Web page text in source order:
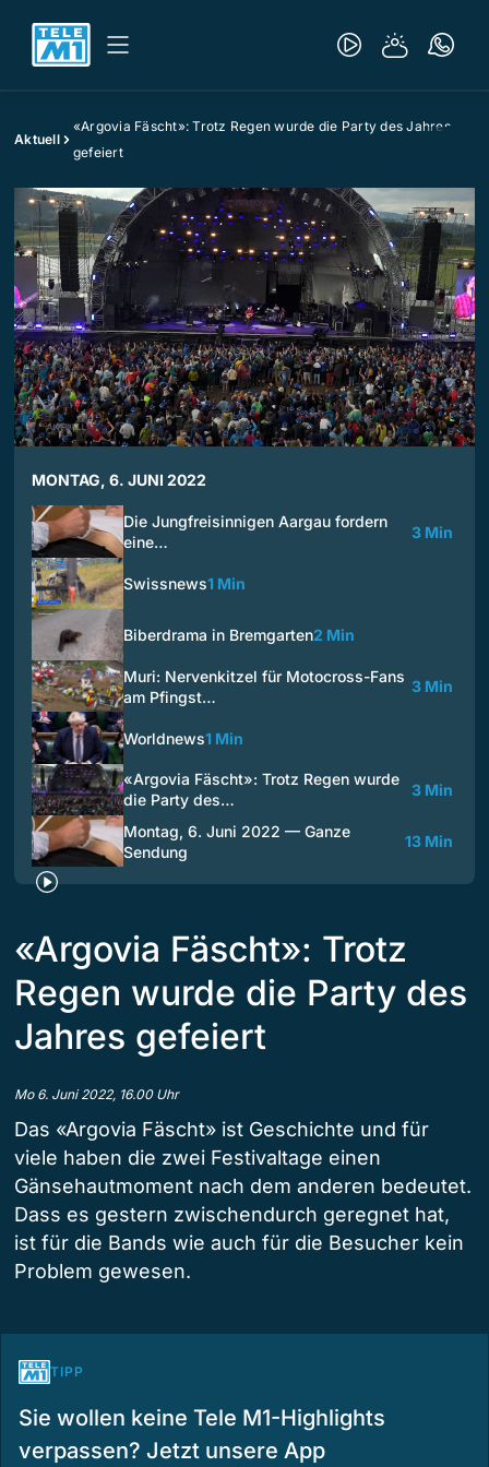
Aktuell
«Argovia Fäscht»: Trotz Regen wurde die Party des Jahres
gefeiert
MONTAG, 6. JUNI 2022
Die Jungfreisinnigen Aargau fordern
eine…
3 Min
Swissnews1 Min
Biberdrama in Bremgarten2 Min
Muri: Nervenkitzel für Motocross-Fans
am Pfingst…
3 Min
Worldnews1 Min
«Argovia Fäscht»: Trotz Regen wurde
die Party des…
3 Min
Montag, 6. Juni 2022 — Ganze
Sendung
13 Min
«Argovia Fäscht»: Trotz
Regen wurde die Party des
Jahres gefeiert
Mo 6. Juni 2022, 16.00 Uhr
Das «Argovia Fäscht» ist Geschichte und für
viele haben die zwei Festivaltage einen
Gänsehautmoment nach dem anderen bedeutet.
Dass es gestern zwischendurch geregnet hat,
ist für die Bands wie auch für die Besucher kein
Problem gewesen.
TIPP
Sie wollen keine Tele M1-Highlights
verpassen? Jetzt unsere App